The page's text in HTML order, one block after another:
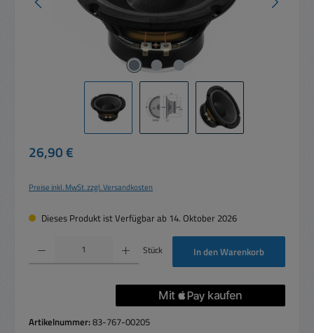
Regulärer Preis:
26,90 €
Preise inkl. MwSt. zzgl. Versandkosten
Dieses Produkt ist Verfügbar ab 14. Oktober 2026
Produkt Anzahl: Gib den gewünschten Wert ein oder benutze die Schaltflächen um
Stück In den Warenkorb
Artikelnummer:83-767-00205